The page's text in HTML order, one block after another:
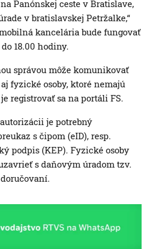
Panónskej ceste v Bratislave,
v bratislavskej Petržalke,“
kancelária bude fungovať
18.00 hodiny.
správou môže komunikovať
fyzické osoby, ktoré nemajú
registrovať sa na portáli FS.
je potrebný
s čipom (eID), resp.
podpis (KEP). Fyzické osoby
s daňovým úradom tzv.